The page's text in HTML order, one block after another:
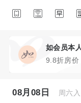
  
如会员本
9.8折房价
08月08日 周六